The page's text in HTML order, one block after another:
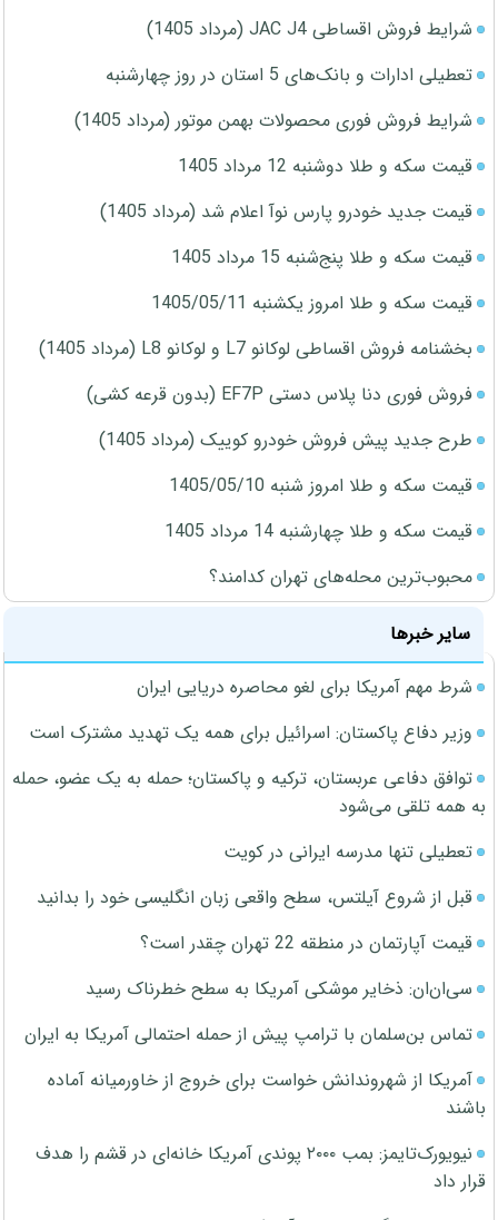
شرایط فروش اقساطی JAC J4 (مرداد 1405)
تعطیلی ادارات و بانک‌های 5 استان در روز چهارشنبه
شرایط فروش فوری محصولات بهمن موتور (مرداد 1405)
قیمت سکه و طلا دوشنبه 12 مرداد 1405
قیمت جدید خودرو پارس نوآ اعلام شد (مرداد 1405)
قیمت سکه و طلا پنج‌شنبه 15 مرداد 1405
قیمت سکه و طلا امروز یکشنبه 1405/05/11
بخشنامه فروش اقساطی لوکانو L7 و لوکانو L8 (مرداد 1405)
فروش فوری دنا پلاس دستی EF7P (بدون قرعه کشی)
طرح جدید پیش فروش خودرو کوییک (مرداد 1405)
قیمت سکه و طلا امروز شنبه 1405/05/10
قیمت سکه و طلا چهارشنبه 14 مرداد 1405
محبوب‌ترین محله‌های تهران کدامند؟
سایر خبرها
شرط مهم آمریکا برای لغو محاصره دریایی ایران
وزیر دفاع پاکستان: اسرائیل برای همه یک تهدید مشترک است
توافق دفاعی عربستان، ترکیه و پاکستان؛ حمله به یک عضو، حمله
به همه تلقی می‌شود
تعطیلی تنها مدرسه ایرانی در کویت
قبل از شروع آیلتس، سطح واقعی زبان انگلیسی خود را بدانید
قیمت آپارتمان در منطقه 22 تهران چقدر است؟
سی‌ان‌ان: ذخایر موشکی آمریکا به سطح خطرناک رسید
تماس بن‌سلمان با ترامپ پیش از حمله احتمالی آمریکا به ایران
آمریکا از شهروندانش خواست برای خروج از خاورمیانه آماده
باشند
نیویورک‌تایمز: بمب ۲۰۰۰ پوندی آمریکا خانه‌ای در قشم را هدف
قرار داد